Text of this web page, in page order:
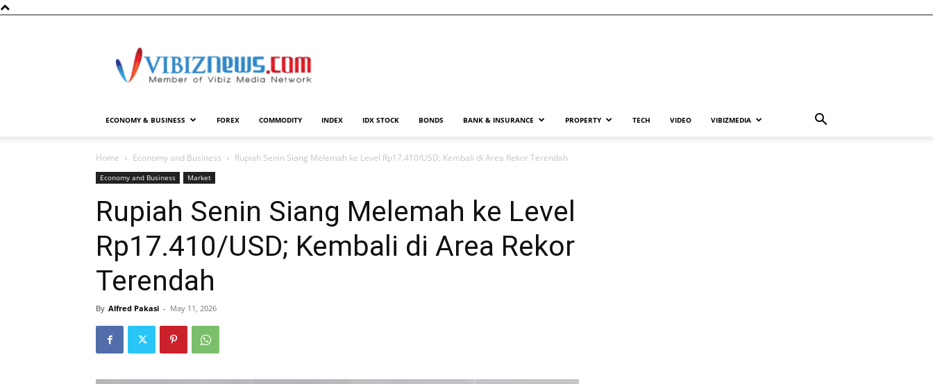
ECONOMY & BUSINESS FOREX COMMODITY INDEX IDX STOCK BONDS BANK & INSURANCE PROPERTY TECH VIDEO VIBIZMEDIA
Home Economy and Business Rupiah Senin Siang Melemah ke Level Rp17.410/USD; Kembali di Area Rekor Terendah
Economy and Business Market
Rupiah Senin Siang Melemah ke Level
Rp17.410/USD; Kembali di Area Rekor
Terendah
By Alfred Pakasi - May 11, 2026